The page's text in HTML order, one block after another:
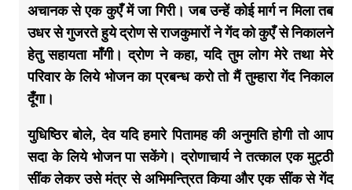
अचानक से एक कुएँ में जा गिरी। जब उन्हें कोई मार्ग न मिला तब
उधर से गुजरते हुये द्रोण से राजकुमारों ने गेंद को कुएँ से निकालने
हेतु सहायता माँगी। द्रोण ने कहा, यदि तुम लोग मेरे तथा मेरे
परिवार के लिये भोजन का प्रबन्ध करो तो मैं तुम्हारा गेंद निकाल
दूँगा।
युधिष्ठिर बोले, देव यदि हमारे पितामह की अनुमति होगी तो आप
सदा के लिये भोजन पा सकेंगे। द्रोणाचार्य ने तत्काल एक मुट्ठी
सींक लेकर उसे मंत्र से अभिमन्त्रित किया और एक सींक से गेंद